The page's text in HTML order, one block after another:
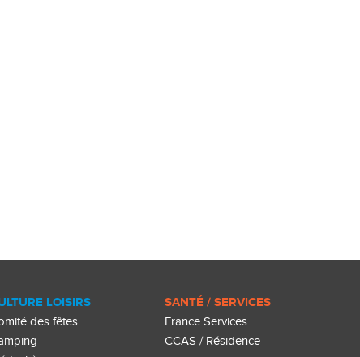
LOISIRS
des fêtes
SANTÉ / SERVICES
France Services
CCAS / Résidence